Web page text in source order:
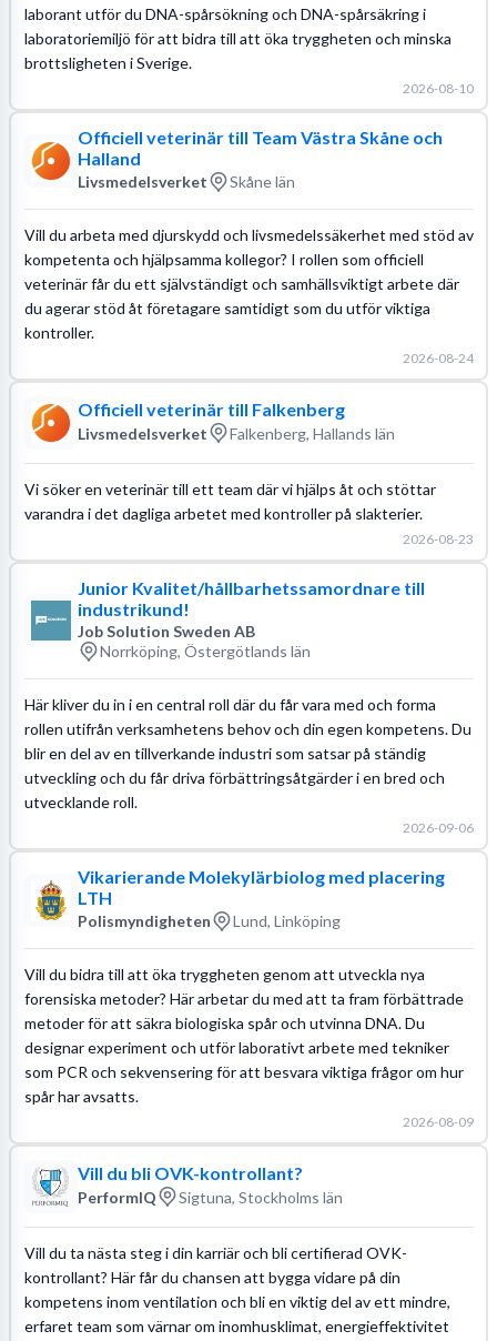
laborant utför du DNA-spårsökning och DNA-spårsäkring i
laboratoriemiljö för att bidra till att öka tryggheten och minska
brottsligheten i Sverige.
2026-08-10
Officiell veterinär till Team Västra Skåne och
Halland
Livsmedelsverket Skåne län
Vill du arbeta med djurskydd och livsmedelssäkerhet med stöd av
kompetenta och hjälpsamma kollegor? I rollen som officiell
veterinär får du ett självständigt och samhällsviktigt arbete där
du agerar stöd åt företagare samtidigt som du utför viktiga
kontroller.
2026-08-24
Officiell veterinär till Falkenberg
Livsmedelsverket Falkenberg, Hallands län
Vi söker en veterinär till ett team där vi hjälps åt och stöttar
varandra i det dagliga arbetet med kontroller på slakterier.
2026-08-23
Junior Kvalitet/hållbarhetssamordnare till
industrikund!
Job Solution Sweden AB
Norrköping, Östergötlands län
Här kliver du in i en central roll där du får vara med och forma
rollen utifrån verksamhetens behov och din egen kompetens. Du
blir en del av en tillverkande industri som satsar på ständig
utveckling och du får driva förbättringsåtgärder i en bred och
utvecklande roll.
2026-09-06
Vikarierande Molekylärbiolog med placering
LTH
Polismyndigheten Lund, Linköping
Vill du bidra till att öka tryggheten genom att utveckla nya
forensiska metoder? Här arbetar du med att ta fram förbättrade
metoder för att säkra biologiska spår och utvinna DNA. Du
designar experiment och utför laborativt arbete med tekniker
som PCR och sekvensering för att besvara viktiga frågor om hur
spår har avsatts.
2026-08-09
Vill du bli OVK-kontrollant?
PerformIQ Sigtuna, Stockholms län
Vill du ta nästa steg i din karriär och bli certifierad OVK-
kontrollant? Här får du chansen att bygga vidare på din
kompetens inom ventilation och bli en viktig del av ett mindre,
erfaret team som värnar om inomhusklimat, energieffektivitet